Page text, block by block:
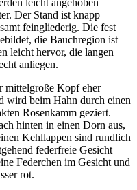
leicht angehoben
Der Stand ist knapp
feingliederig. Die fest
die Bauchregion ist
leicht hervor, die langen
anliegen.
mittelgroße Kopf eher
wird beim Hahn durch einen
Rosenkamm geziert.
hinten in einen Dorn aus,
Kehllappen sind rundlich
federfreie Gesicht
Federchen im Gesicht und
rot.